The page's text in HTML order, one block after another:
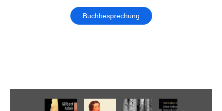
Buchbesprechung